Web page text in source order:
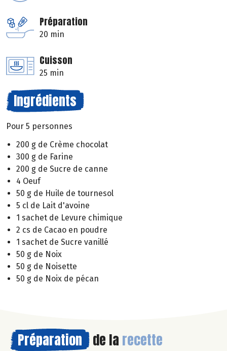
Préparation
20 min
Cuisson
25 min
Ingrédients
Pour 5 personnes
200 g de Crème chocolat
300 g de Farine
200 g de Sucre de canne
4 Oeuf
50 g de Huile de tournesol
5 cl de Lait d'avoine
1 sachet de Levure chimique
2 cs de Cacao en poudre
1 sachet de Sucre vanillé
50 g de Noix
50 g de Noisette
50 g de Noix de pécan
Préparation de la recette